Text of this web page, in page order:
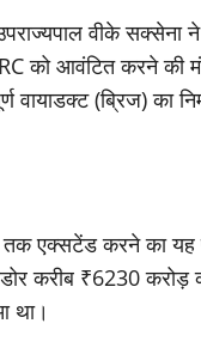
वीके सक्सेना ने
को आवंटित करने
वायाडक्ट (ब्रिज) का
एक्सटेंड करने का यह
करीब ₹6230 करोड़
था।